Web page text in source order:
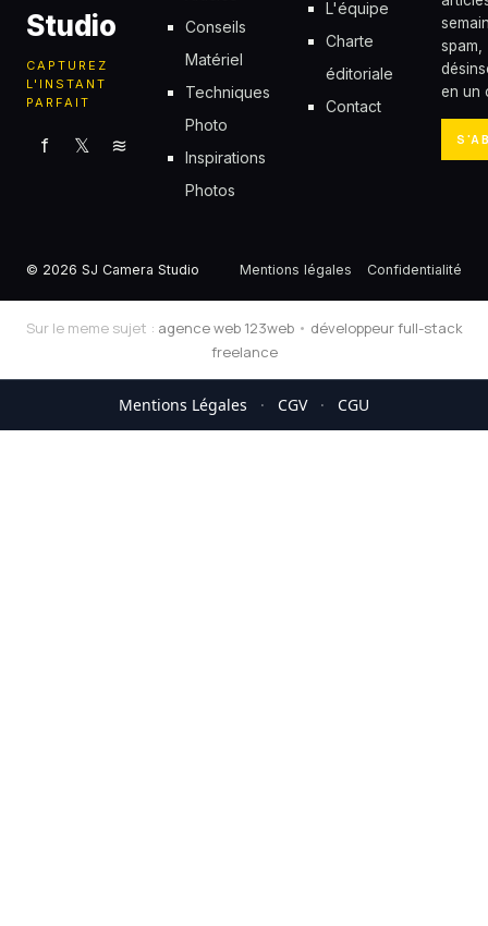
Studio
CAPTUREZ
L'INSTANT
PARFAIT
f 𝕏 ≋
Conseils
Matériel
Techniques
Photo
Inspirations
Photos
L'équipe
Charte
éditoriale
Contact
spam,
en un
© 2026 SJ Camera Studio Mentions légales Confidentialité
Sur le meme sujet : agence web 123web• développeur full-stack
freelance
Mentions Légales · CGV · CGU